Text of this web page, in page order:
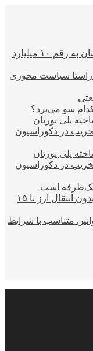
افزایش حجم تجارت بین ایران و پاکستان به رقم ۱۰ میلیارد
راستا سیاست محوری
کدام سو می‌برد؟
پلی یورتان
در دکوراسیون
پلی یورتان
در دکوراسیون
تمدید بخشنامه اعتبار ثبت سفارشات بدون انتقال ارز تا ۱۵
متناسب با شرایط